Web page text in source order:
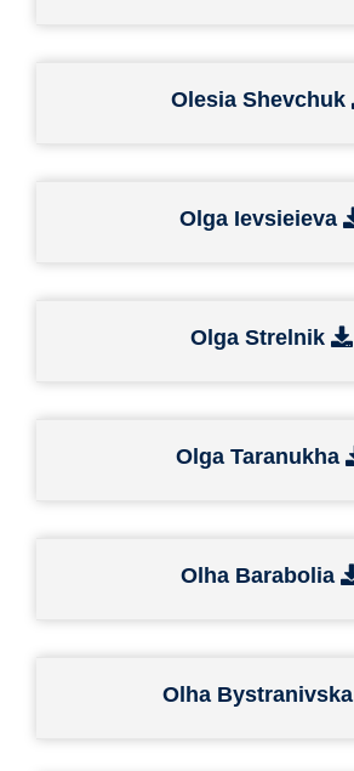
Olesia Shevchuk
Olga Ievsieieva
Olga Strelnik
Olga Taranukha
Olha Barabolia
Olha Bystranivska